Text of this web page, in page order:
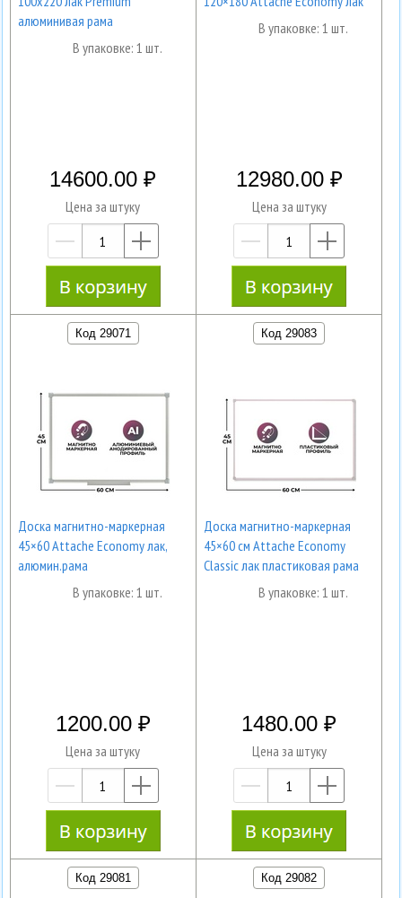
алюминивая рама
В упаковке: 1 шт.
14600.00
Цена за штуку
—
В упаковке: 1 шт.
12980.00
Цена за штуку
—
Код 29071
Доска магнитно-маркерная
45×60 Attache Economy лак,
алюмин.рама
В упаковке: 1 шт.
1200.00
Цена за штуку
—
Код 29083
Доска магнитно-маркерная
45×60 см Attache Economy
Classic лак пластиковая рама
В упаковке: 1 шт.
1480.00
Цена за штуку
—
Код 29081 Код 29082